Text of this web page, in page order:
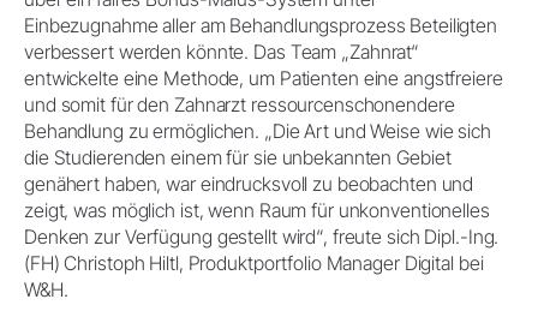
Einbezugnahme aller am Behandlungsprozess Beteiligten
verbessert werden könnte. Das Team „Zahnrat“
entwickelte eine Methode, um Patienten eine angstfreiere
und somit für den Zahnarzt ressourcenschonendere
Behandlung zu ermöglichen. „Die Art und Weise wie sich
die Studierenden einem für sie unbekannten Gebiet
genähert haben, war eindrucksvoll zu beobachten und
zeigt, was möglich ist, wenn Raum für unkonventionelles
Denken zur Verfügung gestellt wird“, freute sich Dipl.-Ing.
(FH) Christoph Hiltl, Produktportfolio Manager Digital bei
W&H.